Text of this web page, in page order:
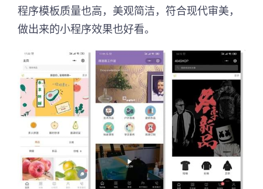
程序模板质量也高，美观简洁，符合现代审美，
做出来的小程序效果也好看。